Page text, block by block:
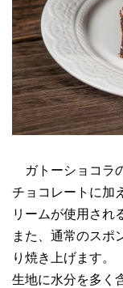
ガトーショコラ
チョコレートに加
リームが使用され
また、通常のスポ
り焼き上げます。
生地に水分を多く